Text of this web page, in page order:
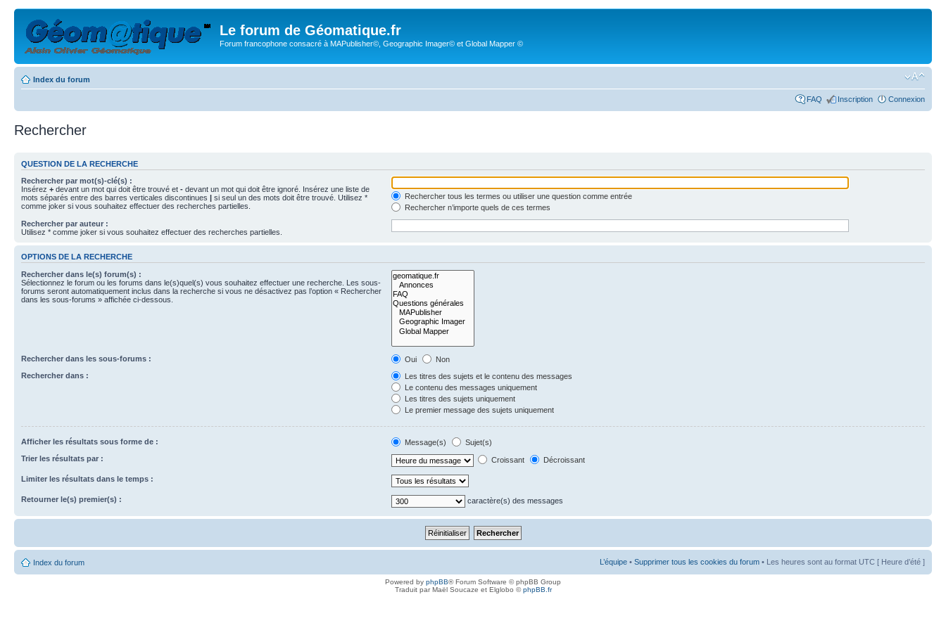
Le forum de Géomatique.fr
Forum francophone consacré à MAPublisher©, Geographic Imager© et Global Mapper ©
Index du forum
FAQ Inscription Connexion
Rechercher
QUESTION DE LA RECHERCHE
Rechercher par mot(s)-clé(s) :
Insérez + devant un mot qui doit être trouvé et - devant un mot qui doit être ignoré. Insérez une liste de
mots séparés entre des barres verticales discontinues | si seul un des mots doit être trouvé. Utilisez *
comme joker si vous souhaitez effectuer des recherches partielles.
Rechercher tous les termes ou utiliser une question comme entrée
Rechercher n’importe quels de ces termes
Rechercher par auteur :
Utilisez * comme joker si vous souhaitez effectuer des recherches partielles.
OPTIONS DE LA RECHERCHE
Rechercher dans le(s) forum(s) :
Sélectionnez le forum ou les forums dans le(s)quel(s) vous souhaitez effectuer une recherche. Les sous-
forums seront automatiquement inclus dans la recherche si vous ne désactivez pas l’option « Rechercher
dans les sous-forums » affichée ci-dessous.
Rechercher dans les sous-forums : Oui
Non
Rechercher dans :
Les titres des sujets et le contenu des messages
Le contenu des messages uniquement
Les titres des sujets uniquement
Le premier message des sujets uniquement
Afficher les résultats sous forme de : Message(s)
Sujet(s)
Trier les résultats par :
Croissant Décroissant
Limiter les résultats dans le temps :
Retourner le(s) premier(s) : caractère(s) des messages
Index du forum L’équipe • Supprimer tous les cookies du forum • Les heures sont au format UTC [ Heure d’été ]
Powered by phpBB® Forum Software © phpBB Group
Traduit par Maël Soucaze et Elglobo ©phpBB.fr